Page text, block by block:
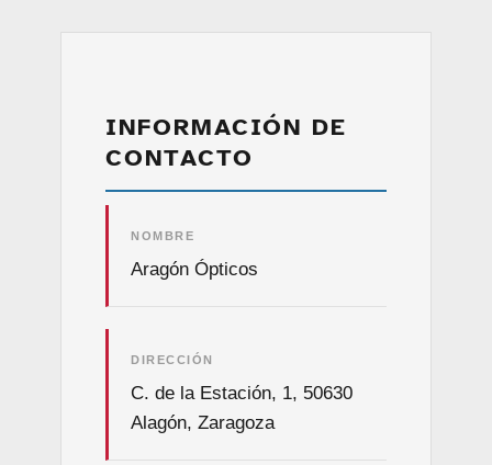
INFORMACIÓN DE
CONTACTO
NOMBRE
Aragón Ópticos
DIRECCIÓN
C. de la Estación, 1, 50630
Alagón, Zaragoza